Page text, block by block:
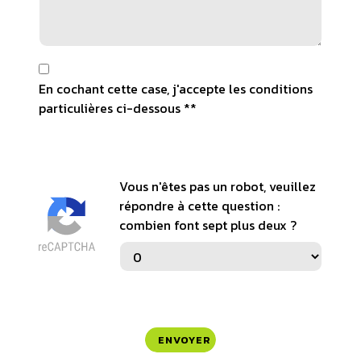
En cochant cette case, j'accepte les conditions
particulières ci-dessous **
Vous n'êtes pas un robot, veuillez
répondre à cette question :
combien font sept plus deux ?
ENVOYER